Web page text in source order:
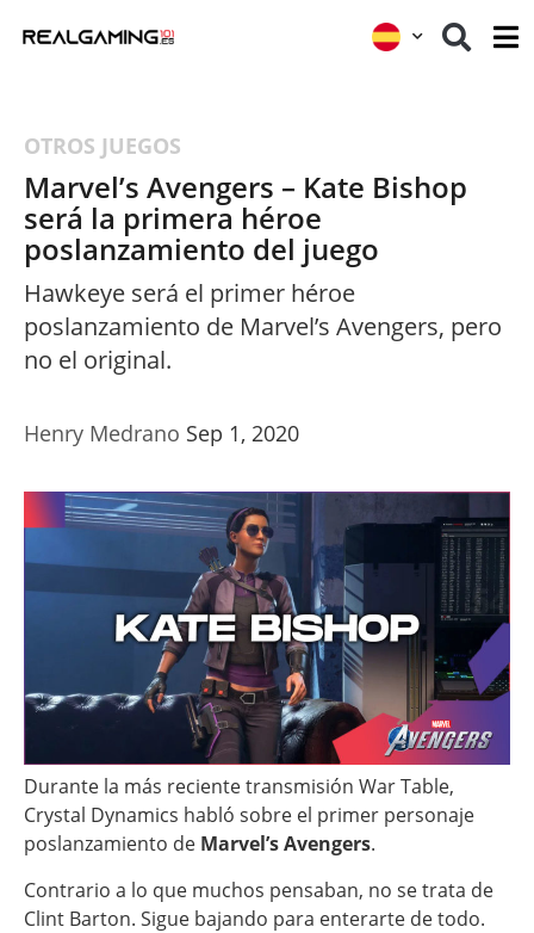
OTROS JUEGOS
Marvel’s Avengers – Kate Bishop
será la primera héroe
poslanzamiento del juego
Hawkeye será el primer héroe
poslanzamiento de Marvel’s Avengers, pero
no el original.
Henry Medrano Sep 1, 2020
Durante la más reciente transmisión War Table,
Crystal Dynamics habló sobre el primer personaje
poslanzamiento de Marvel’s Avengers.
Contrario a lo que muchos pensaban, no se trata de
Clint Barton. Sigue bajando para enterarte de todo.